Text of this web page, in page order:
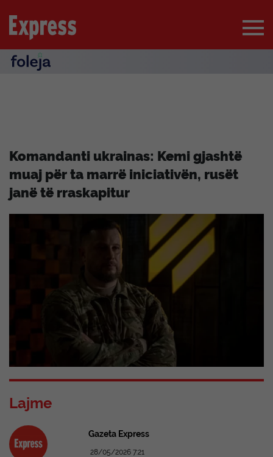
Komandanti ukrainas: Kemi gjashtë
muaj për ta marrë iniciativën, rusët
janë të rraskapitur
Lajme
Gazeta Express
28/05/2026 7:21